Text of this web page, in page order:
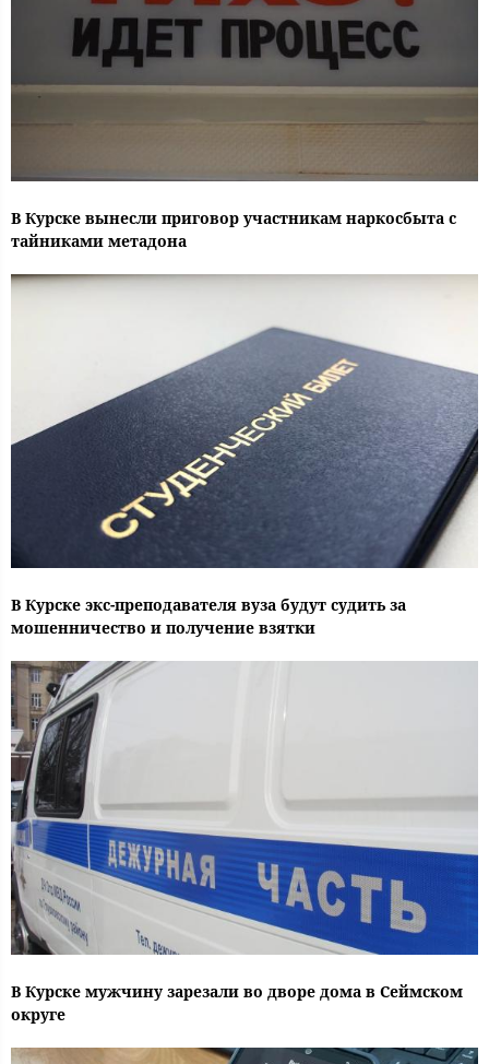
В Курске вынесли приговор участникам наркосбыта с
тайниками метадона
В Курске экс-преподавателя вуза будут судить за
мошенничество и получение взятки
В Курске мужчину зарезали во дворе дома в Сеймском
округе